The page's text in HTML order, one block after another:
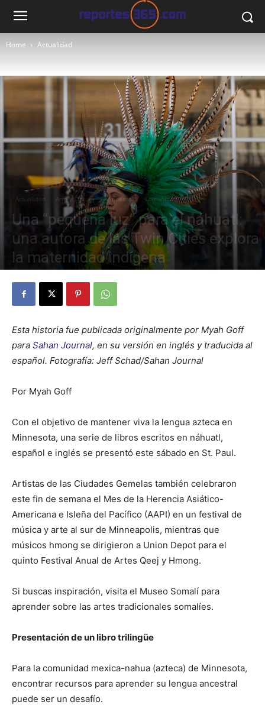
Home Actualidad
Actualidad Arte y Cultura Minnesota Comunidad
Una “pequeña luz” para el náhuatl:
una autora de las Twin Cities explora
la maternidad indígena
Esta historia fue publicada originalmente por Myah Goff
para Sahan Journal, en su versión en inglés y traducida al
español. Fotografía: Jeff Schad/Sahan Journal
Por Myah Goff
Con el objetivo de mantener viva la lengua azteca en
Minnesota, una serie de libros escritos en náhuatl,
español e inglés se presentó este sábado en St. Paul.
Artistas de las Ciudades Gemelas también celebraron
este fin de semana el Mes de la Herencia Asiático-
Americana e Isleña del Pacífico (AAPI) en un festival de
música y arte al sur de Minneapolis, mientras que
músicos hmong se dirigieron a Union Depot para el
quinto Festival Anual de Artes Qeej y Hmong.
Si buscas inspiración, visita el Museo Somalí para
aprender sobre las artes tradicionales somalíes.
Presentación de un libro trilingüe
Para la comunidad mexica-nahua (azteca) de Minnesota,
encontrar recursos para aprender su lengua ancestral
puede ser un desafío.